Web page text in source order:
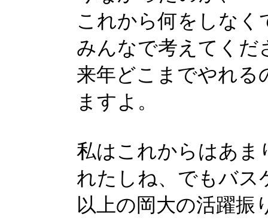
これから何をしな
みんなで考えてくだ
来年どこまでやれる
ますよ。
私はこれからはあま
れたしね、でもバス
以上の岡大の活躍振